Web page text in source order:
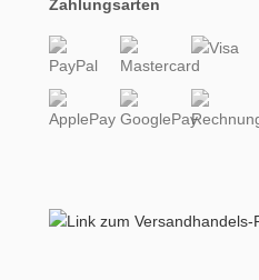
Zahlungsarten